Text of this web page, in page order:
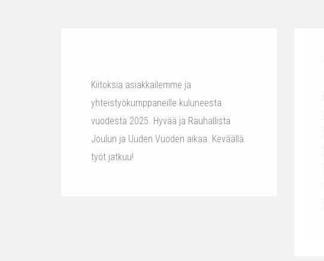
Kiitoksia asiakkailemme ja
yhteistyökumppaneille kuluneesta
vuodesta 2025. Hyvää ja Rauhallista
Joulun ja Uuden Vuoden aikaa. Keväällä
työt jatkuu!